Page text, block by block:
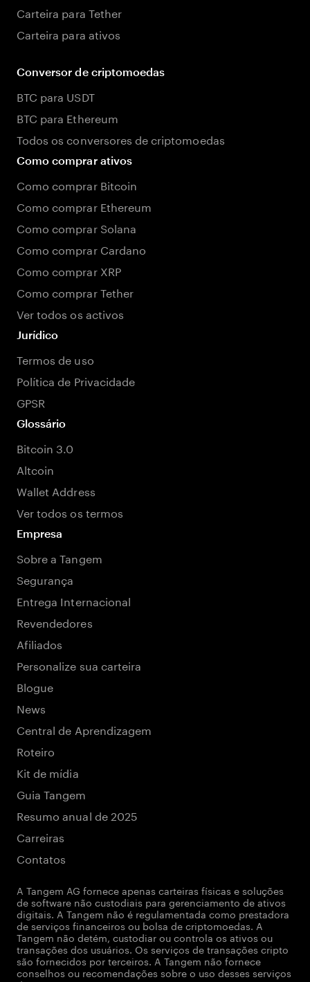
Carteira para Tether
Carteira para ativos
Conversor de criptomoedas
BTC para USDT
BTC para Ethereum
Todos os conversores de criptomoedas
Como comprar ativos
Como comprar Bitcoin
Como comprar Ethereum
Como comprar Solana
Como comprar Cardano
Como comprar XRP
Como comprar Tether
Ver todos os activos
Jurídico
Termos de uso
Política de Privacidade
GPSR
Glossário
Bitcoin 3.0
Altcoin
Wallet Address
Ver todos os termos
Empresa
Sobre a Tangem
Segurança
Entrega Internacional
Revendedores
Afiliados
Personalize sua carteira
Blogue
News
Central de Aprendizagem
Roteiro
Kit de mídia
Guia Tangem
Resumo anual de 2025
Carreiras
Contatos
A Tangem AG fornece apenas carteiras físicas e soluções
de software não custodiais para gerenciamento de ativos
digitais. A Tangem não é regulamentada como prestadora
de serviços financeiros ou bolsa de criptomoedas. A
Tangem não detém, custodiar ou controla os ativos ou
transações dos usuários. Os serviços de transações cripto
são fornecidos por terceiros. A Tangem não fornece
conselhos ou recomendações sobre o uso desses serviços